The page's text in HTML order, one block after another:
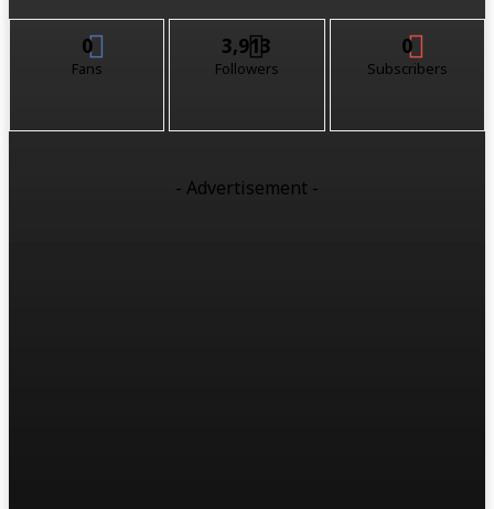
0
Fans
3,913
Followers
0
Subscribers
- Advertisement -